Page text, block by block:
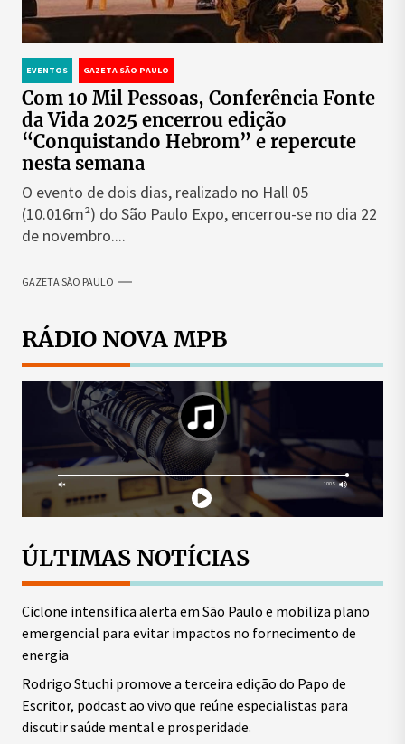
EVENTOS GAZETA SÃO PAULO
Com 10 Mil Pessoas, Conferência Fonte
da Vida 2025 encerrou edição
“Conquistando Hebrom” e repercute
nesta semana
O evento de dois dias, realizado no Hall 05
(10.016m²) do São Paulo Expo, encerrou-se no dia 22
de novembro....
GAZETA SÃO PAULO
RÁDIO NOVA MPB
ÚLTIMAS NOTÍCIAS
Ciclone intensifica alerta em São Paulo e mobiliza plano
emergencial para evitar impactos no fornecimento de
energia
Rodrigo Stuchi promove a terceira edição do Papo de
Escritor, podcast ao vivo que reúne especialistas para
discutir saúde mental e prosperidade.